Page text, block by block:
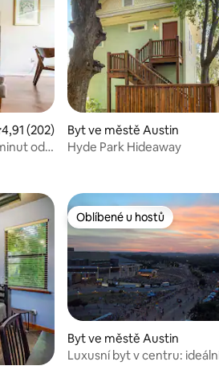
hodnocení 4,91 z 5, 202
4,91 (202)
od
Byt ve městě Austin
Hyde Park Hideaway
Oblíbené u hostů
Oblíbené u hostů
Byt ve městě Austin
Luxusní byt v centru: